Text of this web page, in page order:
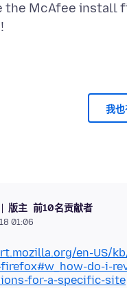
the McAfee install
我
版主 前10名贡献者
01:06
en-US/
do-i-
for-a-specific-site